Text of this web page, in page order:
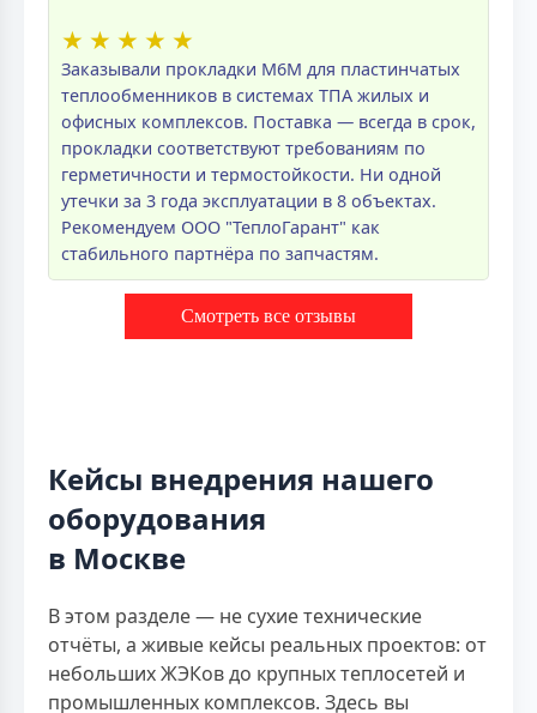
★ ★ ★ ★ ★
Заказывали прокладки M6M для пластинчатых
теплообменников в системах ТПА жилых и
офисных комплексов. Поставка — всегда в срок,
прокладки соответствуют требованиям по
герметичности и термостойкости. Ни одной
утечки за 3 года эксплуатации в 8 объектах.
Рекомендуем ООО "ТеплоГарант" как
стабильного партнёра по запчастям.
Смотреть все отзывы
Кейсы внедрения нашего
оборудования
в Москве
В этом разделе — не сухие технические
отчёты, а живые кейсы реальных проектов: от
небольших ЖЭКов до крупных теплосетей и
промышленных комплексов. Здесь вы